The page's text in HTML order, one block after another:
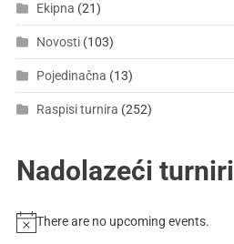
Ekipna (21)
Novosti(103)
Pojedinačna (13)
Raspisi turnira (252)
Nadolazeći turniri
There are no upcoming events.